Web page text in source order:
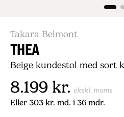
Takara Belmont
THEA
Beige kundestol med sort
8.199 kr. ekskl. moms
Eller 303 kr. md. i 36 mdr.